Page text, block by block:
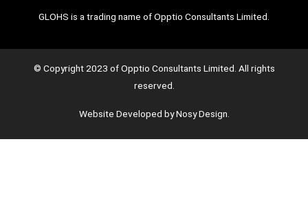
GLOHS is a trading name of Opptio Consultants Limited.
© Copyright 2023 of Opptio Consultants Limited. All rights
reserved.
Website Developed by Nosy Design.